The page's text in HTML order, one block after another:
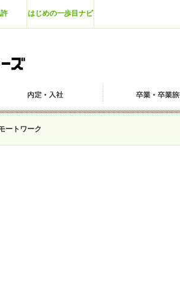
はじめの一歩目ナビ
ートワーク